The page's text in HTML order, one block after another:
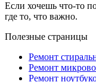
Если хочешь что-то
где то, что важно.
Полезные страницы
Ремонт
Ремонт
Ремонт